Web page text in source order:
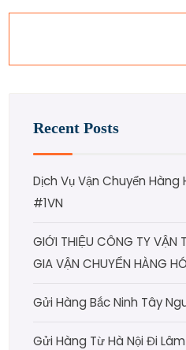
Recent Posts
Dịch Vụ Vận Chuyển Hàng
#1VN
GIỚI THIỆU CÔNG TY VẬN
GIA VẬN CHUYỂN HÀNG
Gửi Hàng Bắc Ninh Tây
Gửi Hàng Từ Hà Nội Đi